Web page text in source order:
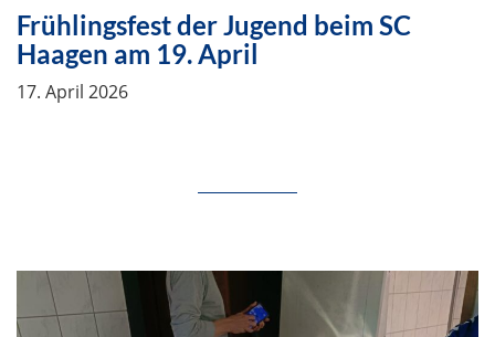
Frühlingsfest der Jugend beim SC
Haagen am 19. April
17. April 2026